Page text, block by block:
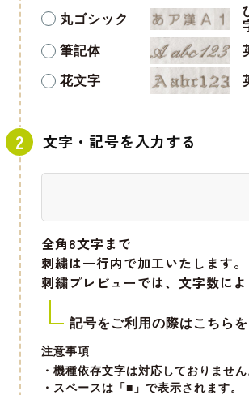
丸ゴシック
筆記体
花文字
文字・記号を入力する
全角8文字 まで
刺繍は一行内で加工いたします。
刺繍プレビューでは、文字数に
記号をご利用の際はこちら
注意事項
・機種依存文字は対応しておりません
・スペースは「■」で表示されます。